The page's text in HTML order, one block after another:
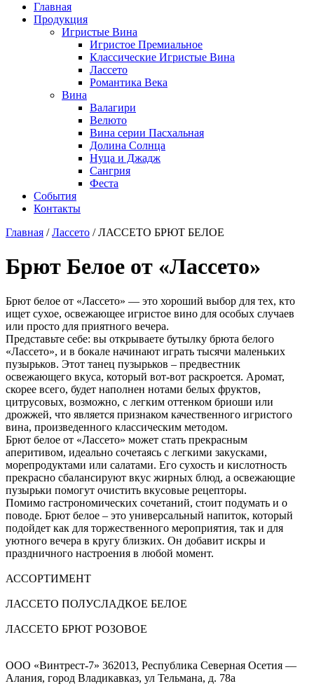
Главная
Продукция
Игристые Вина
Игристое Премиальное
Классические Игристые Вина
Лассето
Романтика Века
Вина
Валагири
Велюто
Вина серии Пасхальная
Долина Солнца
Нуца и Джадж
Сангрия
Феста
События
Контакты
Главная / Лассето / ЛАССЕТО БРЮТ БЕЛОЕ
Брют Белое от «Лассето»
Брют белое от «Лассето» — это хороший выбор для тех, кто
ищет сухое, освежающее игристое вино для особых случаев
или просто для приятного вечера.
Представьте себе: вы открываете бутылку брюта белого
«Лассето», и в бокале начинают играть тысячи маленьких
пузырьков. Этот танец пузырьков – предвестник
освежающего вкуса, который вот-вот раскроется. Аромат,
скорее всего, будет наполнен нотами белых фруктов,
цитрусовых, возможно, с легким оттенком бриоши или
дрожжей, что является признаком качественного игристого
вина, произведенного классическим методом.
Брют белое от «Лассето» может стать прекрасным
аперитивом, идеально сочетаясь с легкими закусками,
морепродуктами или салатами. Его сухость и кислотность
прекрасно сбалансируют вкус жирных блюд, а освежающие
пузырьки помогут очистить вкусовые рецепторы.
Помимо гастрономических сочетаний, стоит подумать и о
поводе. Брют белое – это универсальный напиток, который
подойдет как для торжественного мероприятия, так и для
уютного вечера в кругу близких. Он добавит искры и
праздничного настроения в любой момент.
АССОРТИМЕНТ
ЛАССЕТО ПОЛУСЛАДКОЕ БЕЛОЕ
ЛАССЕТО БРЮТ РОЗОВОЕ
ООО «Винтрест-7» 362013, Республика Северная Осетия —
Алания, город Владикавказ, ул Тельмана, д. 78а